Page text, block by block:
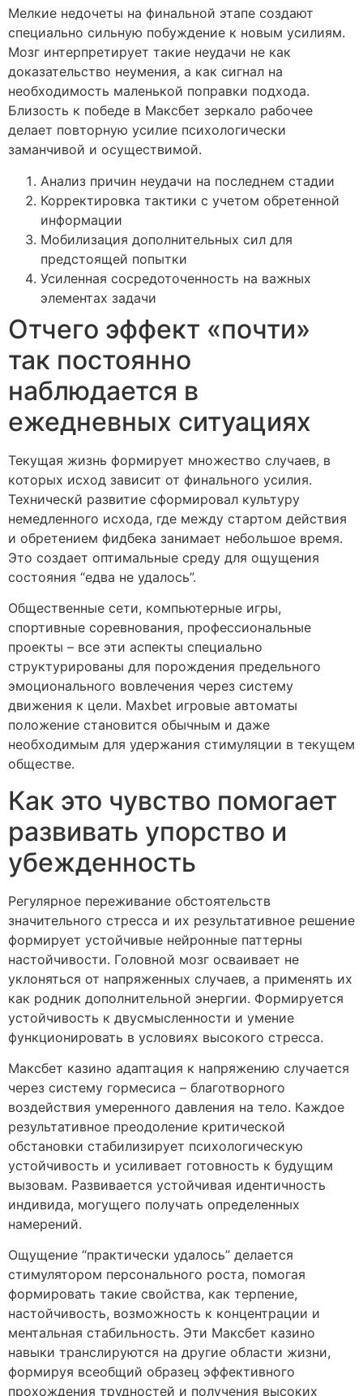
Мелкие недочеты на финальной этапе создают
специально сильную побуждение к новым усилиям.
Мозг интерпретирует такие неудачи не как
доказательство неумения, а как сигнал на
необходимость маленькой поправки подхода.
Близость к победе в Максбет зеркало рабочее
делает повторную усилие психологически
заманчивой и осуществимой.
Анализ причин неудачи на последнем стадии
Корректировка тактики с учетом обретенной
информации
Мобилизация дополнительных сил для
предстоящей попытки
Усиленная сосредоточенность на важных
элементах задачи
Отчего эффект «почти»
так постоянно
наблюдается в
ежедневных ситуациях
Текущая жизнь формирует множество случаев, в
которых исход зависит от финального усилия.
Техническй развитие сформировал культуру
немедленного исхода, где между стартом действия
и обретением фидбека занимает небольшое время.
Это создает оптимальные среду для ощущения
состояния “едва не удалось”.
Общественные сети, компьютерные игры,
спортивные соревнования, профессиональные
проекты – все эти аспекты специально
структурированы для порождения предельного
эмоционального вовлечения через систему
движения к цели. Maxbet игровые автоматы
положение становится обычным и даже
необходимым для удержания стимуляции в текущем
обществе.
Как это чувство помогает
развивать упорство и
убежденность
Регулярное переживание обстоятельств
значительного стресса и их результативное решение
формирует устойчивые нейронные паттерны
настойчивости. Головной мозг осваивает не
уклоняться от напряженных случаев, а применять их
как родник дополнительной энергии. Формируется
устойчивость к двусмысленности и умение
функционировать в условиях высокого стресса.
Максбет казино адаптация к напряжению случается
через систему гормесиса – благотворного
воздействия умеренного давления на тело. Каждое
результативное преодоление критической
обстановки стабилизирует психологическую
устойчивость и усиливает готовность к будущим
вызовам. Развивается устойчивая идентичность
индивида, могущего получать определенных
намерений.
Ощущение “практически удалось” делается
стимулятором персонального роста, помогая
формировать такие свойства, как терпение,
настойчивость, возможность к концентрации и
ментальная стабильность. Эти Максбет казино
навыки транслируются на другие области жизни,
формируя всеобщий образец эффективного
прохождения трудностей и получения высоких